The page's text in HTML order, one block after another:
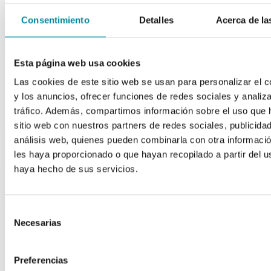
Consentimiento Detalles Acerca de
Esta página web usa cookies
Las cookies de este sitio web se usan para personalizar el
y los anuncios, ofrecer funciones de redes sociales y
tráfico. Además, compartimos información sobre el uso que
sitio web con nuestros partners de redes sociales,
análisis web, quienes pueden combinarla con otra
les haya proporcionado o que hayan recopilado a partir del
haya hecho de sus servicios.
Necesarias
Preferencias
Envases unguator
Material aparatos
Utillaje
Reactivos
Reactivos Merck
menu shopping_cart search homelock
Búsqueda en el sitio
Inicio >>
Fórmula del mes junio: cápsulas de DHEA